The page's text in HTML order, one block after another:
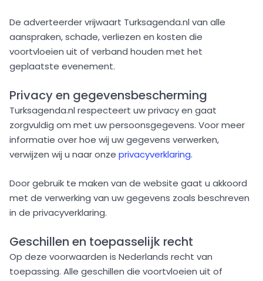
De adverteerder vrijwaart Turksagenda.nl van alle
aanspraken, schade, verliezen en kosten die
voortvloeien uit of verband houden met het
geplaatste evenement.
Privacy en gegevensbescherming
Turksagenda.nl respecteert uw privacy en gaat
zorgvuldig om met uw persoonsgegevens. Voor meer
informatie over hoe wij uw gegevens verwerken,
verwijzen wij u naar onze privacyverklaring.
Door gebruik te maken van de website gaat u akkoord
met de verwerking van uw gegevens zoals beschreven
in de privacyverklaring.
Geschillen en toepasselijk recht
Op deze voorwaarden is Nederlands recht van
toepassing. Alle geschillen die voortvloeien uit of